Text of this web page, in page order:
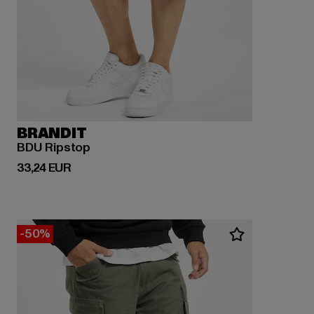
BRANDIT
BDU Ripstop
33,24 EUR
Derzeitiger Preis: 33,24 EUR
-50%